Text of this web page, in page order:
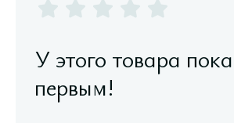
У этого товара
первым!